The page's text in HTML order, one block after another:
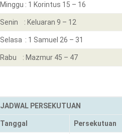
Minggu : 1 Korintus 15 – 16
Senin : Keluaran 9 – 12
Selasa : 1 Samuel 26 – 31
Rabu : Mazmur 45 – 47
JADWAL PERSEKUTUAN
Tanggal Persekutuan